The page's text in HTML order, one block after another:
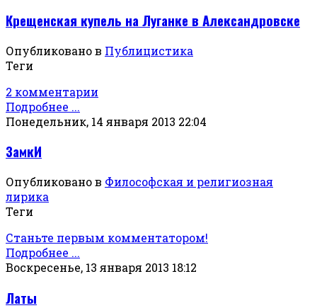
Крещенская купель на Луганке в Александровске
Опубликовано в Публицистика
Теги
2 комментарии
Подробнее ...
Понедельник, 14 января 2013 22:04
ЗамкИ
Опубликовано в Философская и религиозная
лирика
Теги
Станьте первым комментатором!
Подробнее ...
Воскресенье, 13 января 2013 18:12
Латы